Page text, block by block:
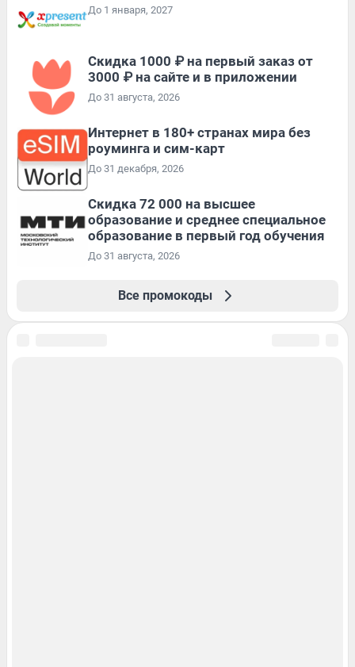
До 1 января, 2027
Скидка 1000 ₽ на первый заказ от
3000 ₽ на сайте и в приложении
До 31 августа, 2026
Интернет в 180+ странах мира без
роуминга и сим-карт
До 31 декабря, 2026
Скидка 72 000 на высшее
образование и среднее специальное
образование в первый год обучения
До 31 августа, 2026
Все промокоды